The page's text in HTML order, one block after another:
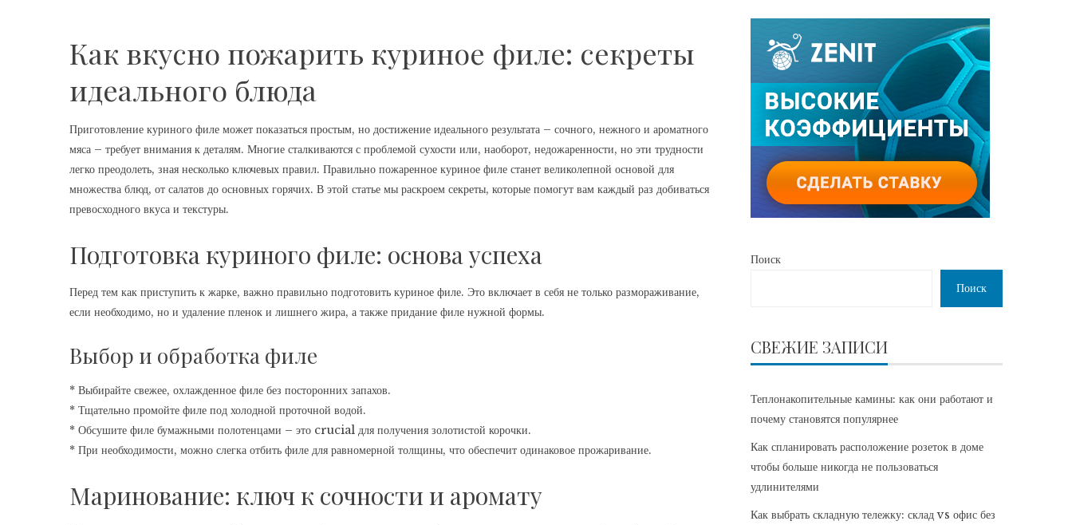
Как вкусно пожарить куриное филе: секреты
идеального блюда
Приготовление куриного филе может показаться простым, но достижение идеального результата – сочного, нежного и ароматного
мяса – требует внимания к деталям. Многие сталкиваются с проблемой сухости или, наоборот, недожаренности, но эти трудности
легко преодолеть, зная несколько ключевых правил. Правильно пожаренное куриное филе станет великолепной основой для
множества блюд, от салатов до основных горячих. В этой статье мы раскроем секреты, которые помогут вам каждый раз добиваться
превосходного вкуса и текстуры.
Подготовка куриного филе: основа успеха
Перед тем как приступить к жарке, важно правильно подготовить куриное филе. Это включает в себя не только размораживание,
если необходимо, но и удаление пленок и лишнего жира, а также придание филе нужной формы.
Выбор и обработка филе
* Выбирайте свежее, охлажденное филе без посторонних запахов.
* Тщательно промойте филе под холодной проточной водой.
* Обсушите филе бумажными полотенцами – это crucial для получения золотистой корочки.
* При необходимости, можно слегка отбить филе для равномерной толщины, что обеспечит одинаковое прожаривание.
Маринование: ключ к сочности и аромату
Поиск
Поиск
СВЕЖИЕ ЗАПИСИ
Теплонакопительные камины: как они работают и
почему становятся популярнее
Как спланировать расположение розеток в доме
чтобы больше никогда не пользоваться
удлинителями
Как выбрать складную тележку: склад vs офис без